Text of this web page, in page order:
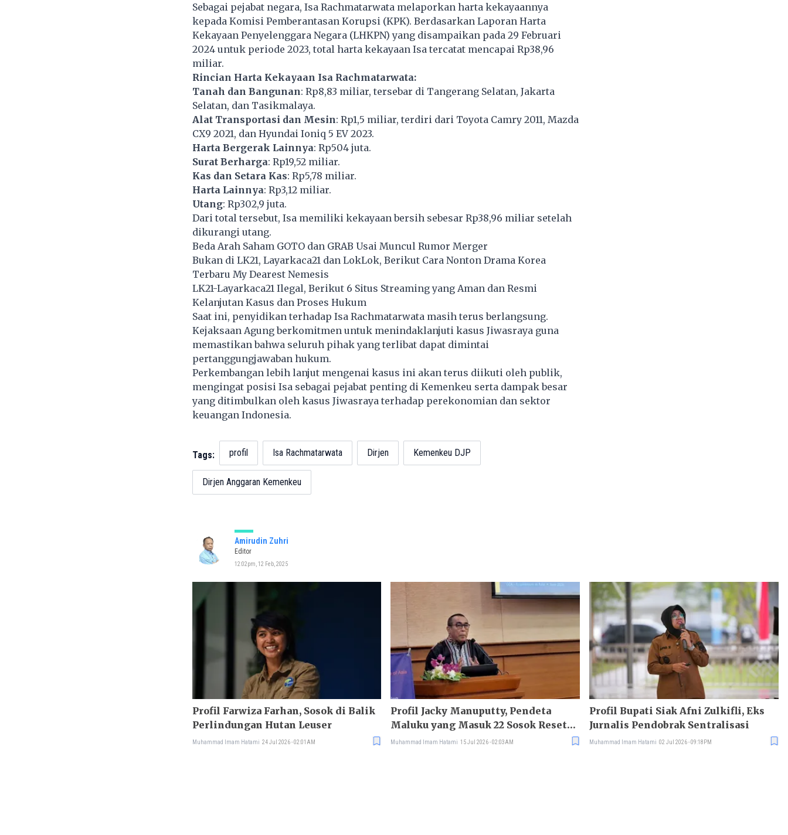
Sebagai pejabat negara, Isa Rachmatarwata melaporkan harta kekayaannya
kepada Komisi Pemberantasan Korupsi (KPK). Berdasarkan Laporan Harta
Kekayaan Penyelenggara Negara (LHKPN) yang disampaikan pada 29 Februari
2024 untuk periode 2023, total harta kekayaan Isa tercatat mencapai Rp38,96
miliar.
Rincian Harta Kekayaan Isa Rachmatarwata:
Tanah dan Bangunan: Rp8,83 miliar, tersebar di Tangerang Selatan, Jakarta
Selatan, dan Tasikmalaya.
Alat Transportasi dan Mesin: Rp1,5 miliar, terdiri dari Toyota Camry 2011, Mazda
CX9 2021, dan Hyundai Ioniq 5 EV 2023.
Harta Bergerak Lainnya: Rp504 juta.
Surat Berharga: Rp19,52 miliar.
Kas dan Setara Kas: Rp5,78 miliar.
Harta Lainnya: Rp3,12 miliar.
Utang: Rp302,9 juta.
Dari total tersebut, Isa memiliki kekayaan bersih sebesar Rp38,96 miliar setelah
dikurangi utang.
Beda Arah Saham GOTO dan GRAB Usai Muncul Rumor Merger
Bukan di LK21, Layarkaca21 dan LokLok, Berikut Cara Nonton Drama Korea
Terbaru My Dearest Nemesis
LK21-Layarkaca21 Ilegal, Berikut 6 Situs Streaming yang Aman dan Resmi
Kelanjutan Kasus dan Proses Hukum
Saat ini, penyidikan terhadap Isa Rachmatarwata masih terus berlangsung.
Kejaksaan Agung berkomitmen untuk menindaklanjuti kasus Jiwasraya guna
memastikan bahwa seluruh pihak yang terlibat dapat dimintai
pertanggungjawaban hukum.
Perkembangan lebih lanjut mengenai kasus ini akan terus diikuti oleh publik,
mengingat posisi Isa sebagai pejabat penting di Kemenkeu serta dampak besar
yang ditimbulkan oleh kasus Jiwasraya terhadap perekonomian dan sektor
keuangan Indonesia.
Tags: profil Isa Rachmatarwata Dirjen Kemenkeu DJP
Dirjen Anggaran Kemenkeu
Amirudin Zuhri
Editor
12:02pm, 12 Feb, 2025
Profil Farwiza Farhan, Sosok di Balik
Perlindungan Hutan Leuser
Muhammad Imam Hatami 24 Jul 2026 - 02:01AM
Profil Jacky Manuputty, Pendeta
Maluku yang Masuk 22 Sosok Reset
Indonesia
Muhammad Imam Hatami 15 Jul 2026 - 02:03AM
Profil Bupati Siak Afni Zulkifli, Eks
Jurnalis Pendobrak Sentralisasi
Muhammad Imam Hatami 02 Jul 2026 - 09:18PM